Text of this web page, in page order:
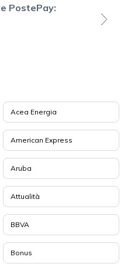
PostePay:
Acea Energia
American Express
Aruba
Attualità
BBVA
Bonus